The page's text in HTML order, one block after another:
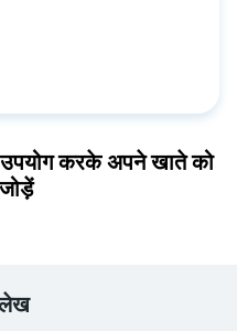
उपयोग करके अपने खाते को
लेख